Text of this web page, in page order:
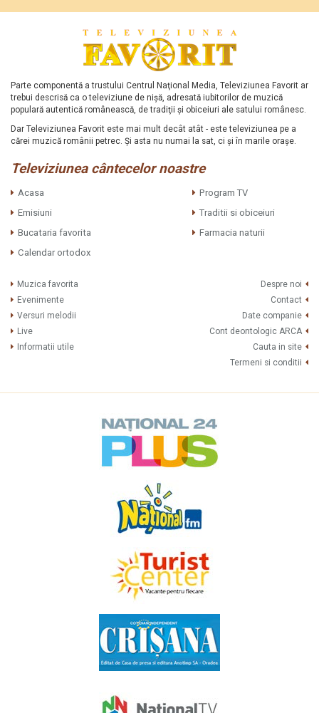
Parte componentă a trustului Centrul Naţional Media, Televiziunea Favorit ar
trebui descrisă ca o televiziune de nişă, adresată iubitorilor de muzică
populară autentică românească, de tradiţii şi obiceiuri ale satului românesc.
Dar Televiziunea Favorit este mai mult decât atât - este televiziunea pe a
cărei muzică românii petrec. Şi asta nu numai la sat, ci şi în marile oraşe.
Televiziunea cântecelor noastre
Acasa
Program TV
Emisiuni
Traditii si obiceiuri
Bucataria favorita
Farmacia naturii
Calendar ortodox
Muzica favorita
Evenimente
Versuri melodii
Live
Informatii utile
Despre noi
Contact
Date companie
Cont deontologic ARCA
Cauta in site
Termeni si conditii